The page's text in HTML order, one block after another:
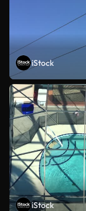
iStock
iStock